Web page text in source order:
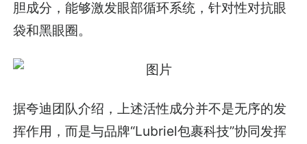
胆成分，能够激发眼部循环系统，针对性对抗眼
袋和黑眼圈。
据夸迪团队介绍，上述活性成分并不是无序的发
挥作用，而是与品牌“Lubriel包裹科技”协同发挥